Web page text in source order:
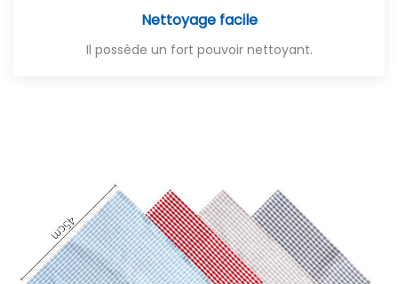
Nettoyage facile
Il possède un fort pouvoir nettoyant.